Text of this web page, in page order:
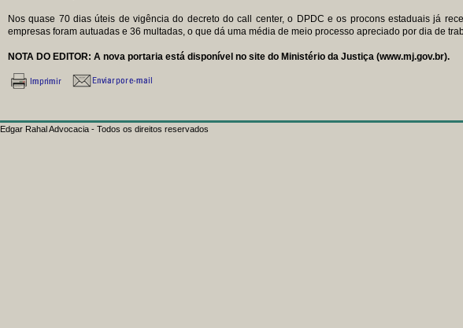
Nos quase 70 dias úteis de vigência do decreto do call center, o DPDC e os procons estaduais já
empresas foram autuadas e 36 multadas, o que dá uma média de meio processo apreciado por dia de
NOTA DO EDITOR: A nova portaria está disponível no site do Ministério da Justiça (www.mj.gov.br).
Edgar Rahal Advocacia - Todos os direitos reservados